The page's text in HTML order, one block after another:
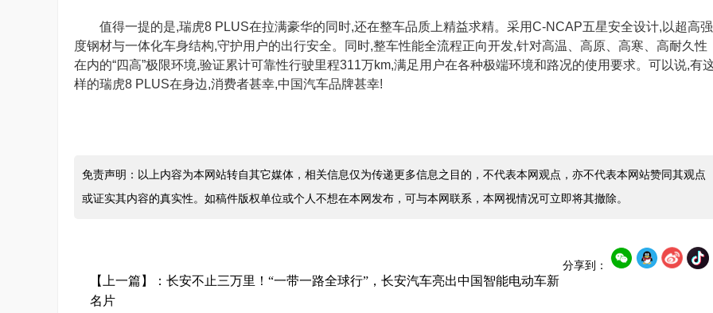
值得一提的是,瑞虎8 PLUS在拉满豪华的同时,还在整车品质上精益求精。采用C-NCAP五星安全设计,以超高强
度钢材与一体化车身结构,守护用户的出行安全。同时,整车性能全流程正向开发,针对高温、高原、高寒、高耐久性
在内的“四高”极限环境,验证累计可靠性行驶里程311万km,满足用户在各种极端环境和路况的使用要求。可以说,有
样的瑞虎8 PLUS在身边,消费者甚幸,中国汽车品牌甚幸!
免责声明：以上内容为本网站转自其它媒体，相关信息仅为传递更多信息之目的，不代表本网观点，亦不代表本网站赞同其观点
或证实其内容的真实性。如稿件版权单位或个人不想在本网发布，可与本网联系，本网视情况可立即将其撤除。
分享到：
【上一篇】： 长安不止三万里！“一带一路全球行”，长安汽车亮出中国智能电动车新
名片